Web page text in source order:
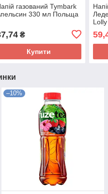
газований Tymbark
330 мл Польща
₴
Купити
–10%